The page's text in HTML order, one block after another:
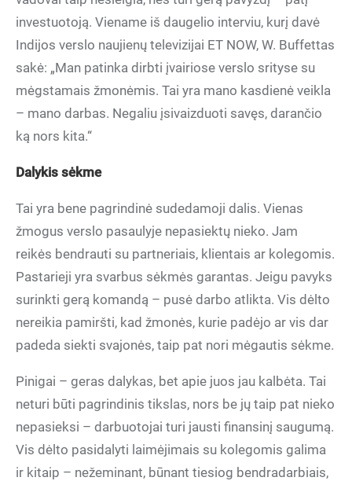
investuotoją. Viename iš daugelio interviu, kurį davė
Indijos verslo naujienų televizijai ET NOW, W. Buffettas
sakė: „Man patinka dirbti įvairiose verslo srityse su
mėgstamais žmonėmis. Tai yra mano kasdienė veikla
– mano darbas. Negaliu įsivaizduoti savęs, darančio
ką nors kita.“
Dalykis sėkme
Tai yra bene pagrindinė sudedamoji dalis. Vienas
žmogus verslo pasaulyje nepasiektų nieko. Jam
reikės bendrauti su partneriais, klientais ar kolegomis.
Pastarieji yra svarbus sėkmės garantas. Jeigu pavyks
surinkti gerą komandą – pusė darbo atlikta. Vis dėlto
nereikia pamiršti, kad žmonės, kurie padėjo ar vis dar
padeda siekti svajonės, taip pat nori mėgautis sėkme.
Pinigai – geras dalykas, bet apie juos jau kalbėta. Tai
neturi būti pagrindinis tikslas, nors be jų taip pat nieko
nepasieksi – darbuotojai turi jausti finansinį saugumą.
Vis dėlto pasidalyti laimėjimais su kolegomis galima
ir kitaip – nežeminant, būnant tiesiog bendradarbiais,